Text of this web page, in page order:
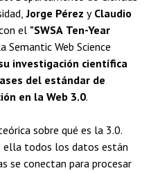
Jorge Pérez y Claudio
el "SWSA Ten-Year
Semantic Web Science
investigación científica
del estándar de
en la Web 3.0.
sobre qué es la 3.0.
ella todos los datos están
se conectan para procesar